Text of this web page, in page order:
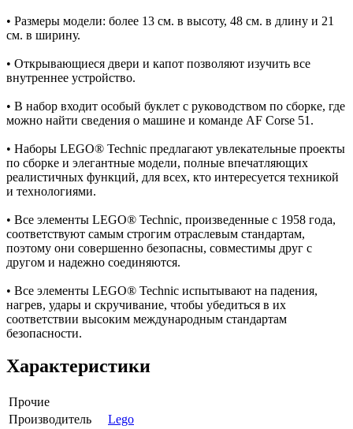
• Размеры модели: более 13 см. в высоту, 48 см. в длину и 21
см. в ширину.
• Открывающиеся двери и капот позволяют изучить все
внутреннее устройство.
• В набор входит особый буклет с руководством по сборке, где
можно найти сведения о машине и команде AF Corse 51.
• Наборы LEGO® Technic предлагают увлекательные проекты
по сборке и элегантные модели, полные впечатляющих
реалистичных функций, для всех, кто интересуется техникой
и технологиями.
• Все элементы LEGO® Technic, произведенные с 1958 года,
соответствуют самым строгим отраслевым стандартам,
поэтому они совершенно безопасны, совместимы друг с
другом и надежно соединяются.
• Все элементы LEGO® Technic испытывают на падения,
нагрев, удары и скручивание, чтобы убедиться в их
соответствии высоким международным стандартам
безопасности.
Характеристики
Прочие
Производитель
Lego